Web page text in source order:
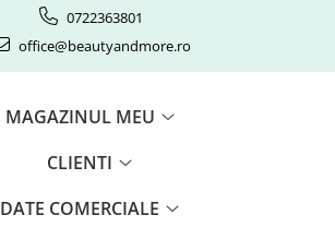
0722363801
office@beautyandmore.ro
MAGAZINUL MEU
CLIENTI
DATE COMERCIALE